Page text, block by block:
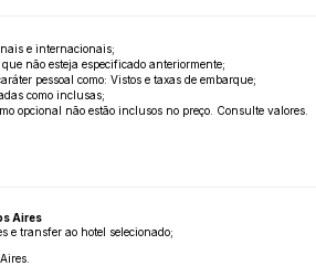
e internacionais;
não esteja especificado anteriormente;
pessoal como: Vistos e taxas de embarque;
como inclusas;
opcional não estão inclusos no preço. Consulte valores.
Aires
e transfer ao hotel selecionado;